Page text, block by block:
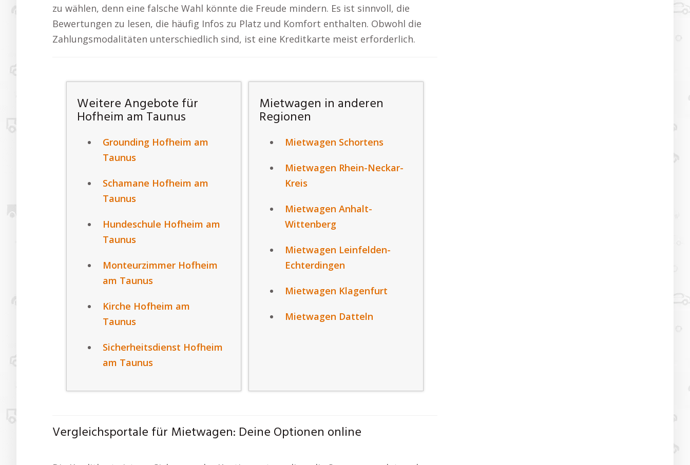
zu wählen, denn eine falsche Wahl könnte die Freude mindern. Es ist sinnvoll, die
Bewertungen zu lesen, die häufig Infos zu Platz und Komfort enthalten. Obwohl die
Zahlungsmodalitäten unterschiedlich sind, ist eine Kreditkarte meist erforderlich.
Weitere Angebote für
Hofheim am Taunus
Grounding Hofheim am
Taunus
Schamane Hofheim am
Taunus
Hundeschule Hofheim am
Taunus
Monteurzimmer Hofheim
am Taunus
Kirche Hofheim am
Taunus
Sicherheitsdienst Hofheim
am Taunus
Mietwagen in anderen
Regionen
Mietwagen Schortens
Mietwagen Rhein-Neckar-
Kreis
Mietwagen Anhalt-
Wittenberg
Mietwagen Leinfelden-
Echterdingen
Mietwagen Klagenfurt
Mietwagen Datteln
Vergleichsportale für Mietwagen: Deine Optionen online